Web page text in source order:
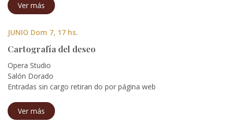
Ver más
JUNIO Dom 7, 17 hs.
Cartografía del deseo
Opera Studio
Salón Dorado
Entradas sin cargo retiran do por página web
Ver más